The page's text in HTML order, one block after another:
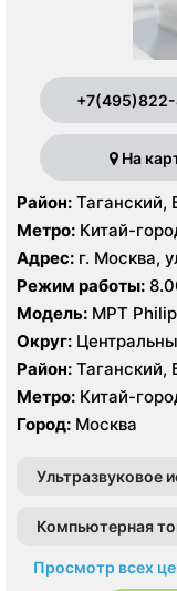
На
Район: Таганский,
Метро: Китай-
Адрес: г. Москва,
Режим работы:
Модель: МРТ
Healthcare 3.0 Т,
Revolution evo
Округ:
Район: Таганский,
Метро: Китай-
Город: Москва
Ультразвуковое
Компьютерная
Просмотр всех